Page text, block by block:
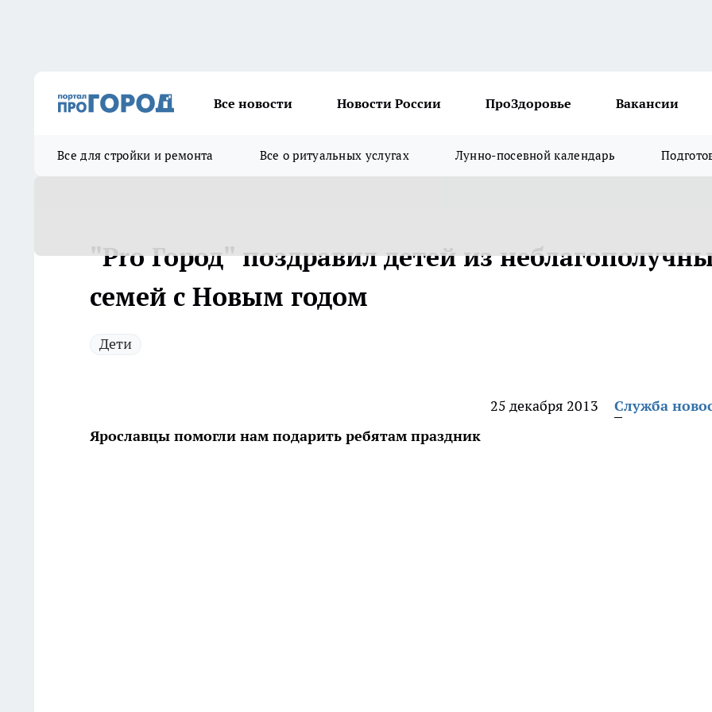
Все новости Новости России ПроЗдоровье Вакансии
Все для стройки и ремонта Все о ритуальных услугах Лунно-посевной календарь
"Pro Город" поздравил детей из
семей с Новым годом
Дети
25 декабря 2013
Служба
Ярославцы помогли нам подарить ребятам праздник